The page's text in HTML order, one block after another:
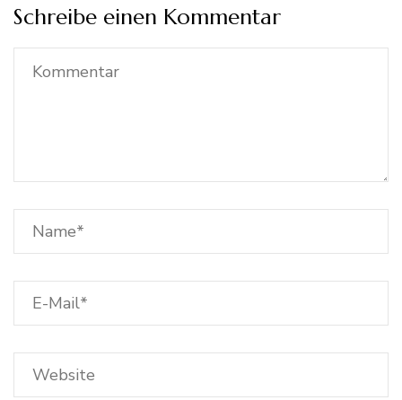
Schreibe einen Kommentar